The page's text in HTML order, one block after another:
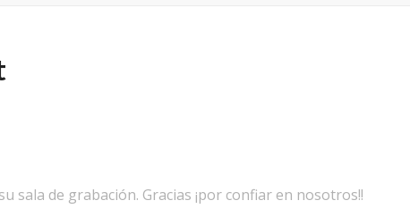
sala de grabación. Gracias ¡por confiar en nosotros!!